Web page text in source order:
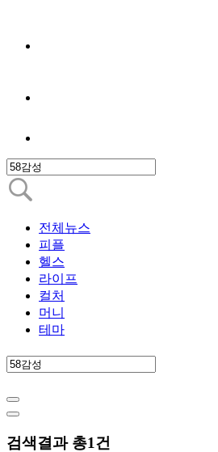
전체뉴스
피플
헬스
라이프
컬처
머니
테마
검색결과 총1건